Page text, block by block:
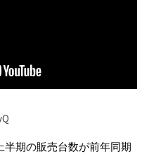
半期の販売台数が前年同期